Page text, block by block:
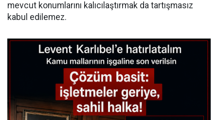
mevcut konumlarını kalıcılaştırmak da tartışmasız
kabul edilemez.